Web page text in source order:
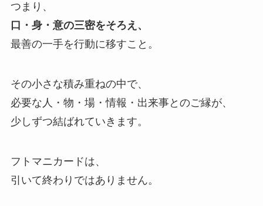
つまり、
口・身・意の三密をそろえ、
最善の一手を行動に移すこと。
その小さな積み重ねの中で、
必要な人・物・場・情報・出来事とのご縁が、
少しずつ結ばれていきます。
フトマニカードは、
引いて終わりではありません。